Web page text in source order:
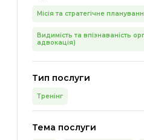
Місія та стратегічне
Видимість та впізнаваність
адвокація)
Тип послуги
Тренінг
Тема послуги